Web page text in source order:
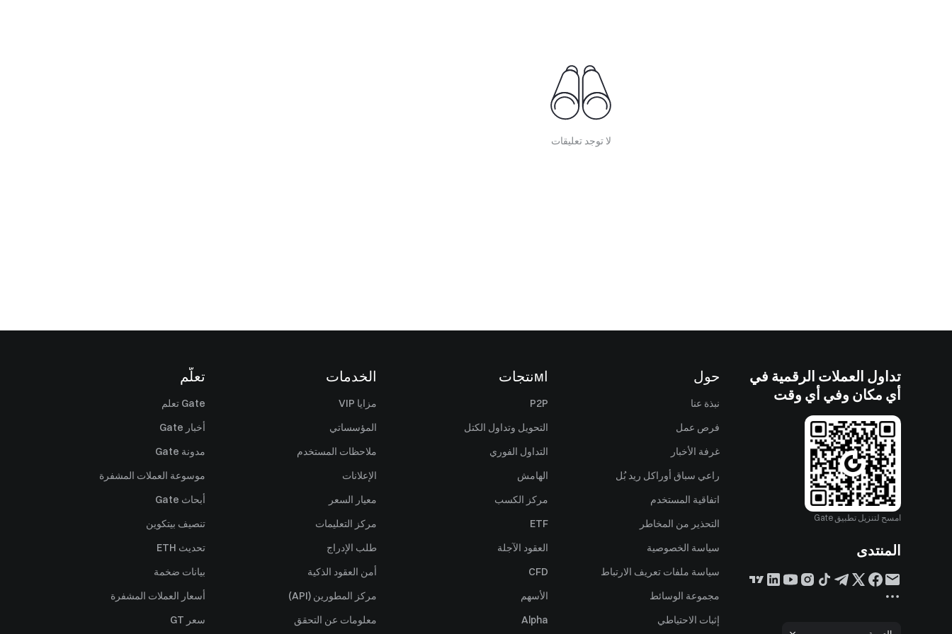
لا توجد تعليقات
تداول العملات الرقمية في
أي مكان وفي أي وقت
امسح لتنزيل تطبيق Gate
المنتدى
حول
نبذة عنا
فرص عمل
غرفة الأخبار
راعي سباق أوراكل ريد بُل
اتفاقية المستخدم
التحذير من المخاطر
سياسة الخصوصية
سياسة ملفات تعريف الارتباط
مجموعة الوسائط
إثبات الاحتياطي
اмنتجات
P2P
التحويل وتداول الكتل
التداول الفوري
الهامش
مركز الكسب
ETF
العقود الآجلة
CFD
الأسهم
Alpha
الخدمات
مزايا VIP
المؤسساتي
ملاحظات المستخدم
الإعلانات
معيار السعر
مركز التعليمات
طلب الإدراج
أمن العقود الذكية
مركز المطورين (API)
معلومات عن التحقق
تعلّم
Gate تعلم
أخبار Gate
مدونة Gate
موسوعة العملات المشفرة
أبحاث Gate
تنصيف بيتكوين
تحديث ETH
بيانات ضخمة
أسعار العملات المشفرة
سعر GT